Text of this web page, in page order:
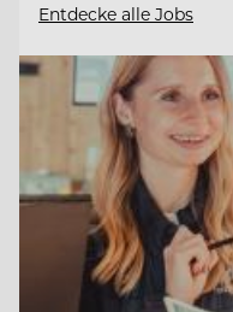
Entdecke alle Jobs